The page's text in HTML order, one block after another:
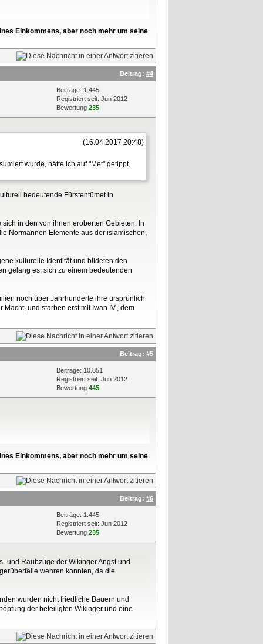
Einkommens, aber noch mehr um seine
Beitrag: #4
Beiträge: 1.445
Registriert seit: Jun 2012
Bewertung 235
(16.04.2017 20:48)
wurde, hätte ich auf "Met" getippt,
bedeutende Fürstentümet in
in den von ihnen eroberten Gebieten. In
Normannen Elemente aus der islamischen,
kulturelle Identität und bildeten den
gelang es, sich zu einem bedeutenden
noch über Jahrhunderte ihre ursprünlich
und starben erst mit Iwan IV., dem
Beitrag: #5
Beiträge: 10.851
Registriert seit: Jun 2012
Bewertung 445
Einkommens, aber noch mehr um seine
Beitrag: #6
Beiträge: 1.445
Registriert seit: Jun 2012
Bewertung 235
und Raubzüge der Wikinger Angst und
wehren konnten, da die
wurden nicht friedliche Bauern und
der beteiligten Wikinger und eine